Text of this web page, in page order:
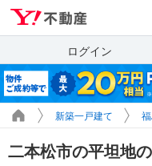
ログイン
新築一戸建て
二本松市の平坦地